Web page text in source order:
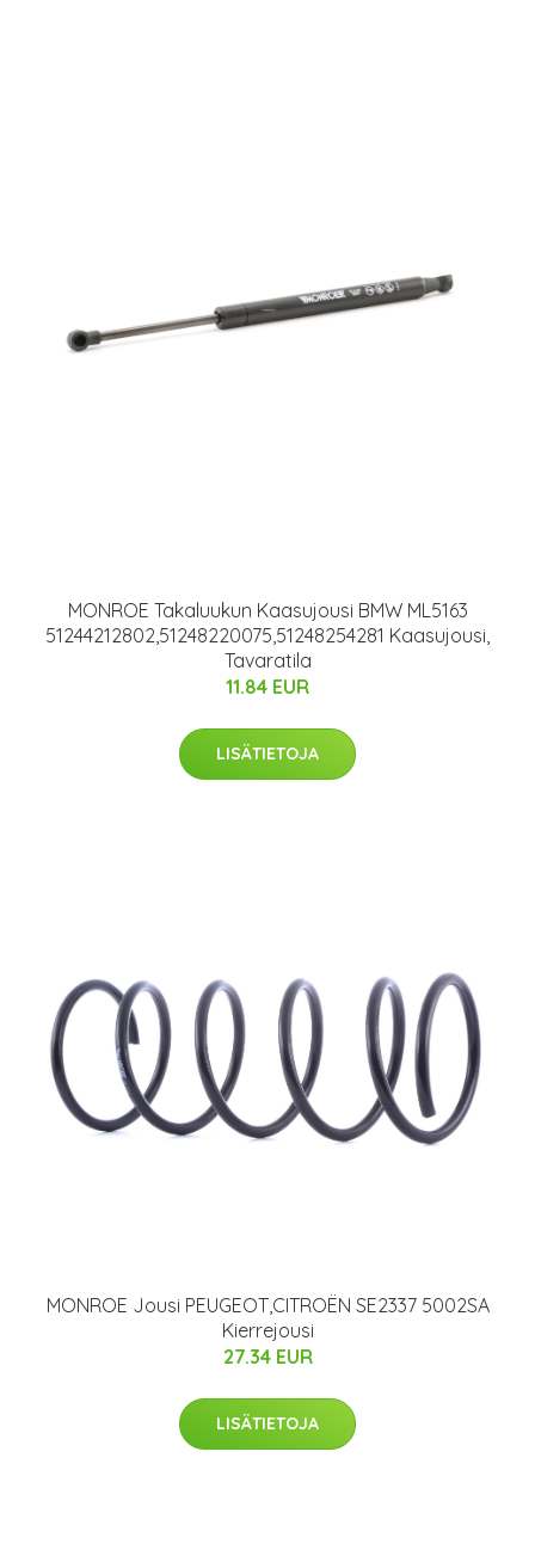
MONROE Takaluukun Kaasujousi BMW ML5163
51244212802,51248220075,51248254281 Kaasujousi,
Tavaratila
11.84 EUR
LISÄTIETOJA
MONROE Jousi PEUGEOT,CITROËN SE2337 5002SA
Kierrejousi
27.34 EUR
LISÄTIETOJA